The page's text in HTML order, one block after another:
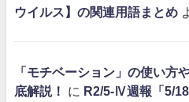
ウイルス】の関連用語まとめ
「モチベーション」の使い方
底解説！
に R2/5-Ⅳ週報「5/